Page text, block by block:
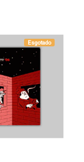
Esgotado